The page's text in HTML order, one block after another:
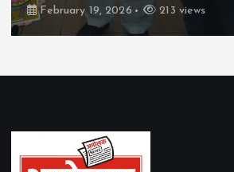
February 19, 2026 213 views